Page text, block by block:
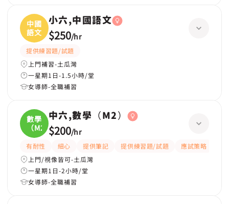
中國
語文
小六,中國語文
$250/hr
提供練習題/試題
上門補習-土瓜灣
一星期1日-1.5小時/堂
女導師-全職補習
數學
（M2
中六,數學（M2）
$200/hr
有耐性 細心 提供筆記 提供練習題/試題 應試策略
上門/視像皆可-土瓜灣
一星期1日-2小時/堂
女導師-全職補習